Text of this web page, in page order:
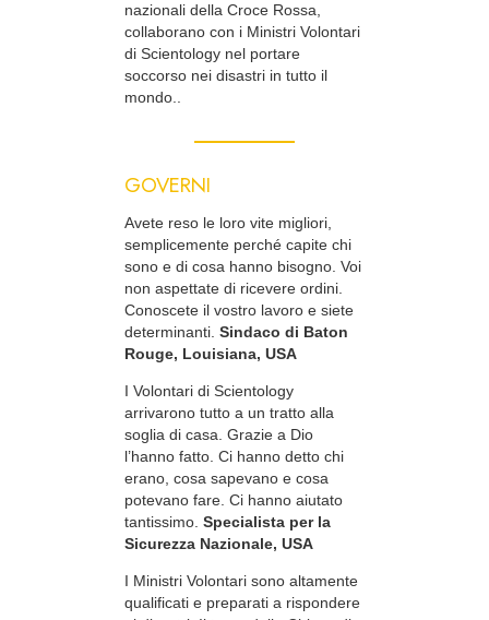
nazionali della Croce Rossa,
collaborano con i Ministri Volontari
di Scientology nel portare
soccorso nei disastri in tutto il
mondo..
GOVERNI
Avete reso le loro vite migliori,
semplicemente perché capite chi
sono e di cosa hanno bisogno. Voi
non aspettate di ricevere ordini.
Conoscete il vostro lavoro e siete
determinanti. Sindaco di Baton
Rouge, Louisiana, USA
I Volontari di Scientology
arrivarono tutto a un tratto alla
soglia di casa. Grazie a Dio
l’hanno fatto. Ci hanno detto chi
erano, cosa sapevano e cosa
potevano fare. Ci hanno aiutato
tantissimo. Specialista per la
Sicurezza Nazionale, USA
I Ministri Volontari sono altamente
qualificati e preparati a rispondere